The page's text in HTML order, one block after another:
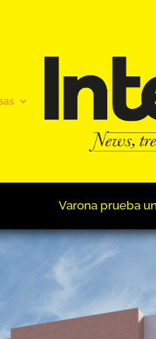
pionero de IA capaz